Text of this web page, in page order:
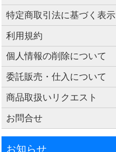
特定商取引法に基づく表示
利用規約
個人情報の削除について
委託販売・仕入について
商品取扱いリクエスト
お問合せ
お知らせ